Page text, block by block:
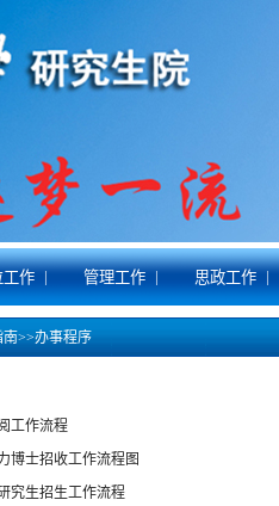
工作 | 管理工作 | 思政工作 |
南>>办事程序
工作流程
博士招收工作流程图
究生招生工作流程